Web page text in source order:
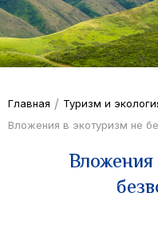
Главная / Туризм и
Вложения в экотуризм не
Вложения